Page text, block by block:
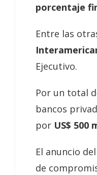
porcentaje
Entre las
Ejecutivo.
Por un total
bancos
por US$ 500
El anuncio del
de